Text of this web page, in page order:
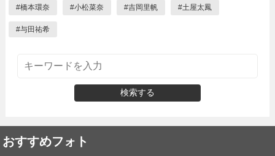
#橋本環奈 #小松菜奈 #吉岡里帆 #土屋太鳳
#与田祐希
検索する
おすすめフォト